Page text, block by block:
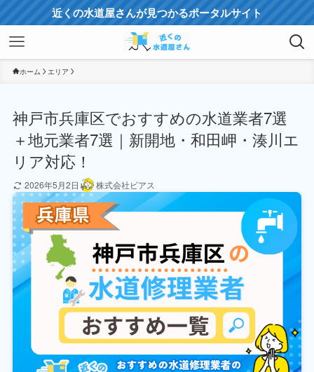
近くの水道屋さんが見つかるポータルサイト
ホーム エリア
神戸市兵庫区でおすすめの水道業者7選
＋地元業者7選｜新開地・和田岬・湊川エ
リア対応！
2026年5月2日 株式会社ビアス